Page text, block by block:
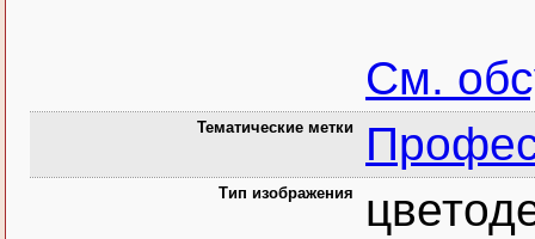
См.
Тематические метки
Тип изображения